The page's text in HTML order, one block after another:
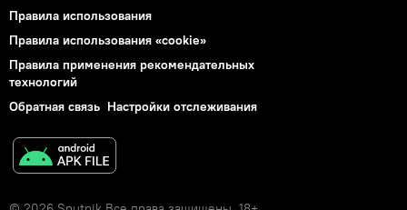
Правила использования
Правила использования «cookie»
Правила применения рекомендательных
технологий
Обратная связь Настройки отслеживания